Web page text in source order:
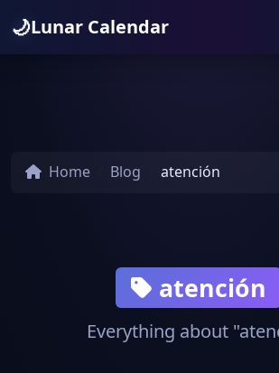
🌙Lunar Calendar
Home Blog atención
atención
Everything about